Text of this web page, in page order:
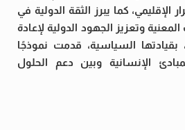
الإقليمي، كما يبرز الثقة الدولية في
وتعزيز الجهود الدولية لإعادة
بقيادتها السياسية، قدمت نموذجًا
الإنسانية وبين دعم الحلول